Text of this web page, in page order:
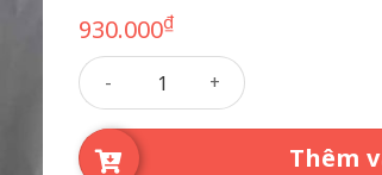
930.000₫
Hộp hoa 220 số lượng
Thêm